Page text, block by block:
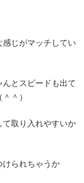
じがマッチしてい
とスピードも出て
＾）
取り入れやすいか
けられちゃうか